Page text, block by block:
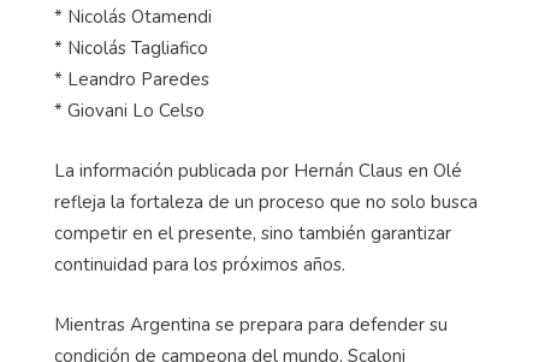
* Nicolás Otamendi
* Nicolás Tagliafico
* Leandro Paredes
* Giovani Lo Celso
La información publicada por Hernán Claus en Olé
refleja la fortaleza de un proceso que no solo busca
competir en el presente, sino también garantizar
continuidad para los próximos años.
Mientras Argentina se prepara para defender su
condición de campeona del mundo, Scaloni